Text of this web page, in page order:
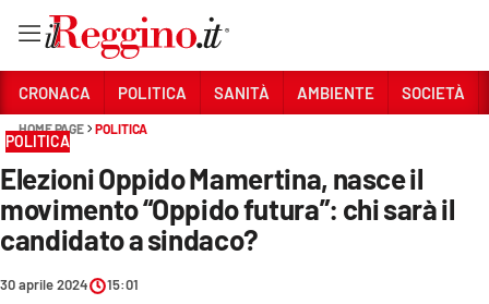
Sezioni
CRONACA
POLITICA
SANITÀ
CRONACA POLITICA SANITÀ AMBIENTE SOCIETÀ
HOME PAGE POLITICA
POLITICA
Elezioni Oppido Mamertina, nasce il
movimento “Oppido futura”: chi sarà il
candidato a sindaco?
30 aprile 2024 15:01